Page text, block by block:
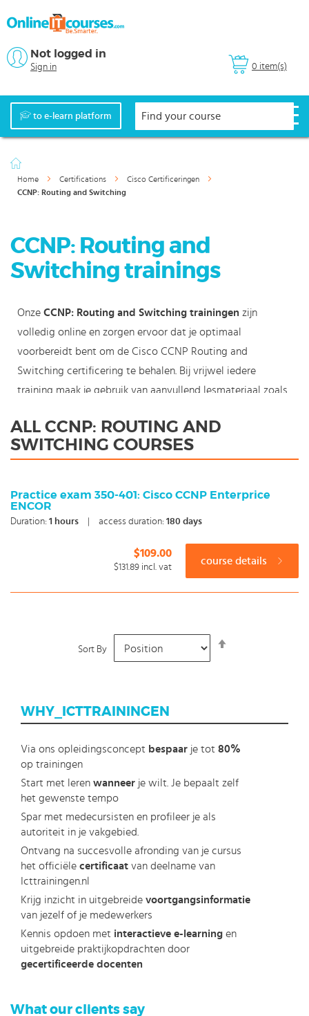
0 item(s)
Not logged in
Sign in
to e-learn platform
Home Certifications
Cisco Certificeringen
CCNP: Routing and Switching
CCNP: Routing and
Switching trainings
Onze CCNP: Routing and Switching trainingen zijn
volledig online en zorgen ervoor dat je optimaal
voorbereidt bent om de Cisco CCNP Routing and
Switching certificering te behalen. Bij vrijwel iedere
training maak je gebruik van aanvullend lesmateriaal zoals
CCNP Routing and Switching is de certificering voor
netwerkbeheerders die zich bezig houden met het
vaardigheden met de nieuwste Cisco technologieën en
zorgt er tevens voor dat je relevant en up-to-date bent.
De volgende onderwerpen komen onder andere aan bod:
geavanceerde security, voice, wireless en video
Implementing Cisco IP Routing (ROUTE) (exam 300-101)
Implementing Cisco IP Switched Networks (SWITCH)
Troubleshooting and Maintaining Cisco IP Networks
(TSHOOT) (exam 300-135)
De CCNA Routing and Switching certificering kan als
voorkennis dienen. Cisco examen doen? Dan kan je bij ons
optioneel examenvoucher mee bestellen.
Sowieso krijg je na iedere succesvolle afronding van de
training een certificaat van deelname en maak je bij veel
trainingen gebruik van docent support. Maak een keuze en
start vandaag nog met onze e-learning. Omdat kennis
nooit stil mag staan: You're in control!
ALL CCNP: ROUTING AND
SWITCHING COURSES
Practice exam 350-401: Cisco CCNP Enterprice
ENCOR
Duration: 1 hours access duration: 180 days
$109.00
$131.89 incl. vat
course details
Sort By
WHY_ICTTRAININGEN
Via ons opleidingsconcept bespaar je tot 80%
op trainingen
Start met leren wanneer je wilt. Je bepaalt zelf
het gewenste tempo
Spar met medecursisten en profileer je als
autoriteit in je vakgebied.
Ontvang na succesvolle afronding van je cursus
het officiële certificaat van deelname van
Icttrainingen.nl
Krijg inzicht in uitgebreide voortgangsinformatie
van jezelf of je medewerkers
Kennis opdoen met interactieve e-learning en
uitgebreide praktijkopdrachten door
gecertificeerde docenten
What our clients say